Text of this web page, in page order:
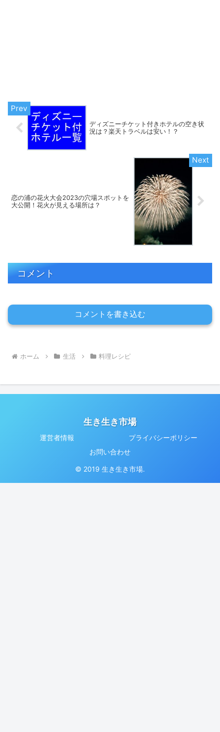
ディズニーチケット付きホテルの空き状
況は？楽天トラベルは安い！？
恋の浦の花火大会2023の穴場スポットを
大公開！花火が見える場所は？
コメント
コメントを書き込む
ホーム 生活 料理レシピ
生き生き市場
運営者情報
プライバシーポリシー
お問い合わせ
© 2019 生き生き市場.